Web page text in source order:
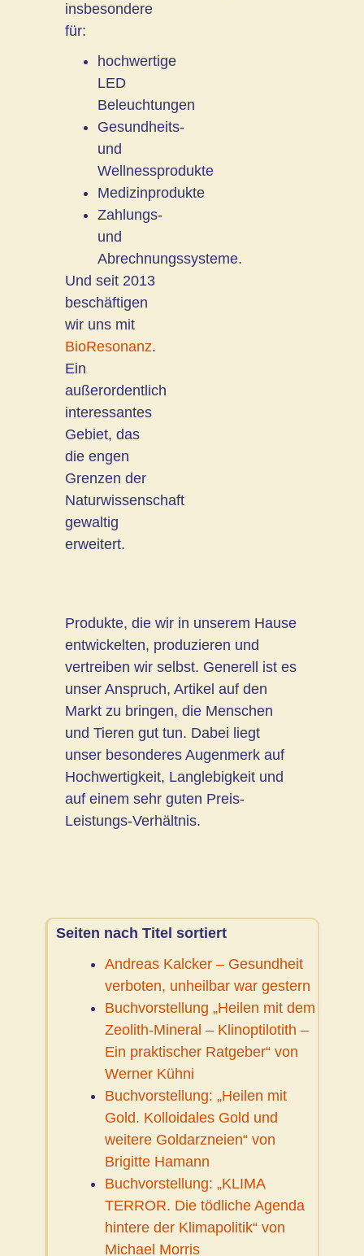
insbesondere
für:
hochwertige
LED
Beleuchtungen
Gesundheits-
und
Wellnessprodukte
Medizinprodukte
Zahlungs-
und
Abrechnungssysteme.
Und seit 2013
beschäftigen
wir uns mit
BioResonanz.
Ein
außerordentlich
interessantes
Gebiet, das
die engen
Grenzen der
Naturwissenschaft
gewaltig
erweitert.
Produkte, die wir in unserem Hause
entwickelten, produzieren und
vertreiben wir selbst. Generell ist es
unser Anspruch, Artikel auf den
Markt zu bringen, die Menschen
und Tieren gut tun. Dabei liegt
unser besonderes Augenmerk auf
Hochwertigkeit, Langlebigkeit und
auf einem sehr guten Preis-
Leistungs-Verhältnis.
Seiten nach Titel sortiert
Andreas Kalcker – Gesundheit
verboten, unheilbar war gestern
Buchvorstellung „Heilen mit dem
Zeolith-Mineral – Klinoptilotith –
Ein praktischer Ratgeber“ von
Werner Kühni
Buchvorstellung: „Heilen mit
Gold. Kolloidales Gold und
weitere Goldarzneien“ von
Brigitte Hamann
Buchvorstellung: „KLIMA
TERROR. Die tödliche Agenda
hintere der Klimapolitik“ von
Michael Morris